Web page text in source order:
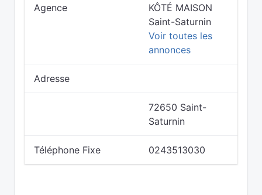
Agence
KÔTÉ MAISON
Saint-Saturnin
Voir toutes les
annonces
Adresse
72650 Saint-
Saturnin
Téléphone Fixe 0243513030